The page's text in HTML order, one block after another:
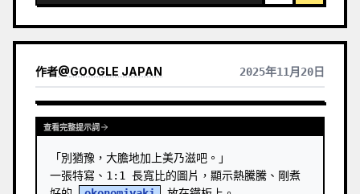
作者@GOOGLE JAPAN 2025年11月20日
查看其他模型的結果
查看完整提示詞
「別猶豫，大膽地加上美乃滋吧。」
一張特寫、1:1 長寬比的圖片，顯示熱騰騰、剛煮